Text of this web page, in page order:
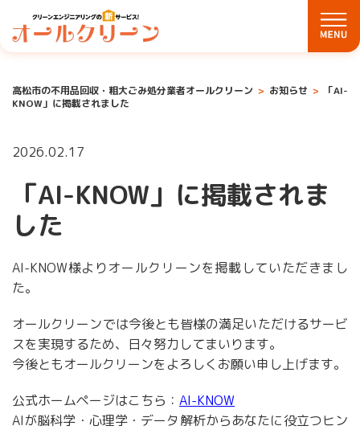
高松市の不用品回収・粗大ごみ処分業者オールクリーン お知らせ
「AI-
KNOW」に掲載されました
2026.02.17
「AI-KNOW」に掲載されま
した
AI-KNOW様よりオールクリーンを掲載していただきまし
た。
オールクリーンでは今後とも皆様の満足いただけるサービ
スを実現するため、日々努力してまいります。
今後ともオールクリーンをよろしくお願い申し上げます。
公式ホームページはこちら： AI-KNOW
AIが脳科学・心理学・データ解析からあなたに役立つヒン